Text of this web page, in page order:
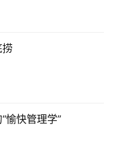
捞
愉快管理学”